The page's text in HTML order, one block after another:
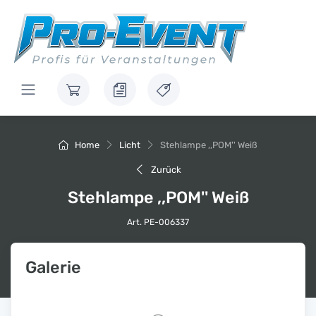
Home Licht Stehlampe ,,POM'' Weiß
Zurück
Stehlampe ,,POM'' Weiß
Art. PE-006337
Galerie